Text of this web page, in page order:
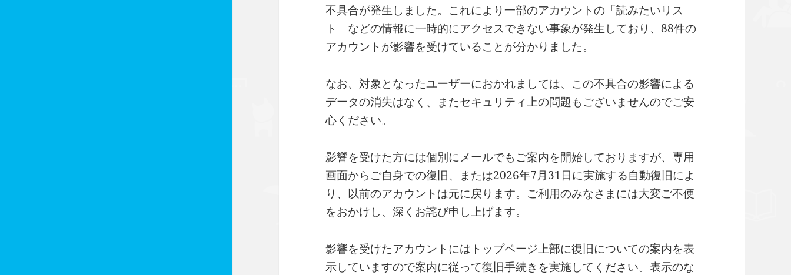
不具合が発生しました。これにより一部のアカウントの「読みたいリス
ト」などの情報に一時的にアクセスできない事象が発生しており、88件の
アカウントが影響を受けていることが分かりました。
なお、対象となったユーザーにおかれましては、この不具合の影響による
データの消失はなく、またセキュリティ上の問題もございませんのでご安
心ください。
影響を受けた方には個別にメールでもご案内を開始しておりますが、専用
画面からご自身での復旧、または2026年7月31日に実施する自動復旧によ
り、以前のアカウントは元に戻ります。ご利用のみなさまには大変ご不便
をおかけし、深くお詫び申し上げます。
影響を受けたアカウントにはトップページ上部に復旧についての案内を表
示していますので案内に従って復旧手続きを実施してください。表示のな